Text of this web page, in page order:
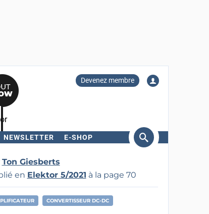
Devenez membre
NEWSLETTER E-SHOP
Ton Giesberts
en Elektor 5/2021 à la page 70
CONVERTISSEUR DC-DC